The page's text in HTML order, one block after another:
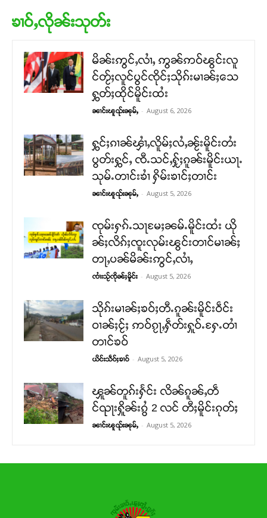
ၶၢဝ်ႇလိုၼ်းသုတ်း
မိၼ်းဢွင်ႇလၢႆႇ ဢွၼ်ဢဝ်ၽွင်းလူ
င်တႂ်ႈလူင်ပွင်ၸိုင်ႈသိုၵ်းမၢၼ်ႈသေ
ႁွတ်ႈထိုင်မိူင်းထႆး
ၼၢင်းၽူၺ်းၼုမ်ႇ - August 6, 2026
ႁွင်ႈၵၢၼ်ၾၢႆႇလိူမ်ႈလႆႇၼႂ်းမိူင်းတႆး
ပွတ်းႁွင်ႇ ၸီႉသင်ႇႁႂ်ႈၵူၼ်းမိူင်းယႃႉ
သုမ်ႉတၢင်းၶၢႆ ႁိမ်းၶၢင်ႈတၢင်း
ၼၢင်းၽူၺ်းၼုမ်ႇ - August 5, 2026
ၸုမ်းႁၵ်ႉသႃမႄႈၼမ်ႉမိူင်းထႆး ယို
ၼ်ႈလိၵ်ႈၸူးလုမ်းၽွင်းတၢင်မၢၼ်ႈ
တႃႇပၼ်မိၼ်းဢွင်ႇလၢႆႇ
ၸၢႆးသႂ်ၸိုၼ်ႈမိူင်း - August 5, 2026
သိုၵ်းမၢၼ်ႈၶဝ်ႈတီႉၵူၼ်းမိူင်းဝဵင်း
ဝၢၼ်ႈငႂ်ႈ ဢဝ်ၵႂႃႇႁဵတ်းႁူဝ်ႉႁႄႉတၢႆ
တၢင်ၶဝ်
ယိင်းသဵဝ်ႈၶၢဝ် - August 5, 2026
ၾူၼ်တူၵ်းႁႅင်း လိၼ်ၵူၼ်ႇတဵ
င်ၺႃးႁိူၼ်းၵွႆ 2 လင် တီႈမိူင်းၵုတ်ႈ
ၼၢင်းၽူၺ်းၼုမ်ႇ - August 5, 2026